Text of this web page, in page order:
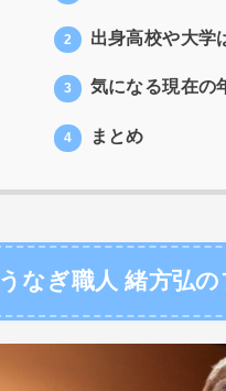
2 出身高校や大学
3 気になる現在の
4 まとめ
うなぎ職人 緒方弘